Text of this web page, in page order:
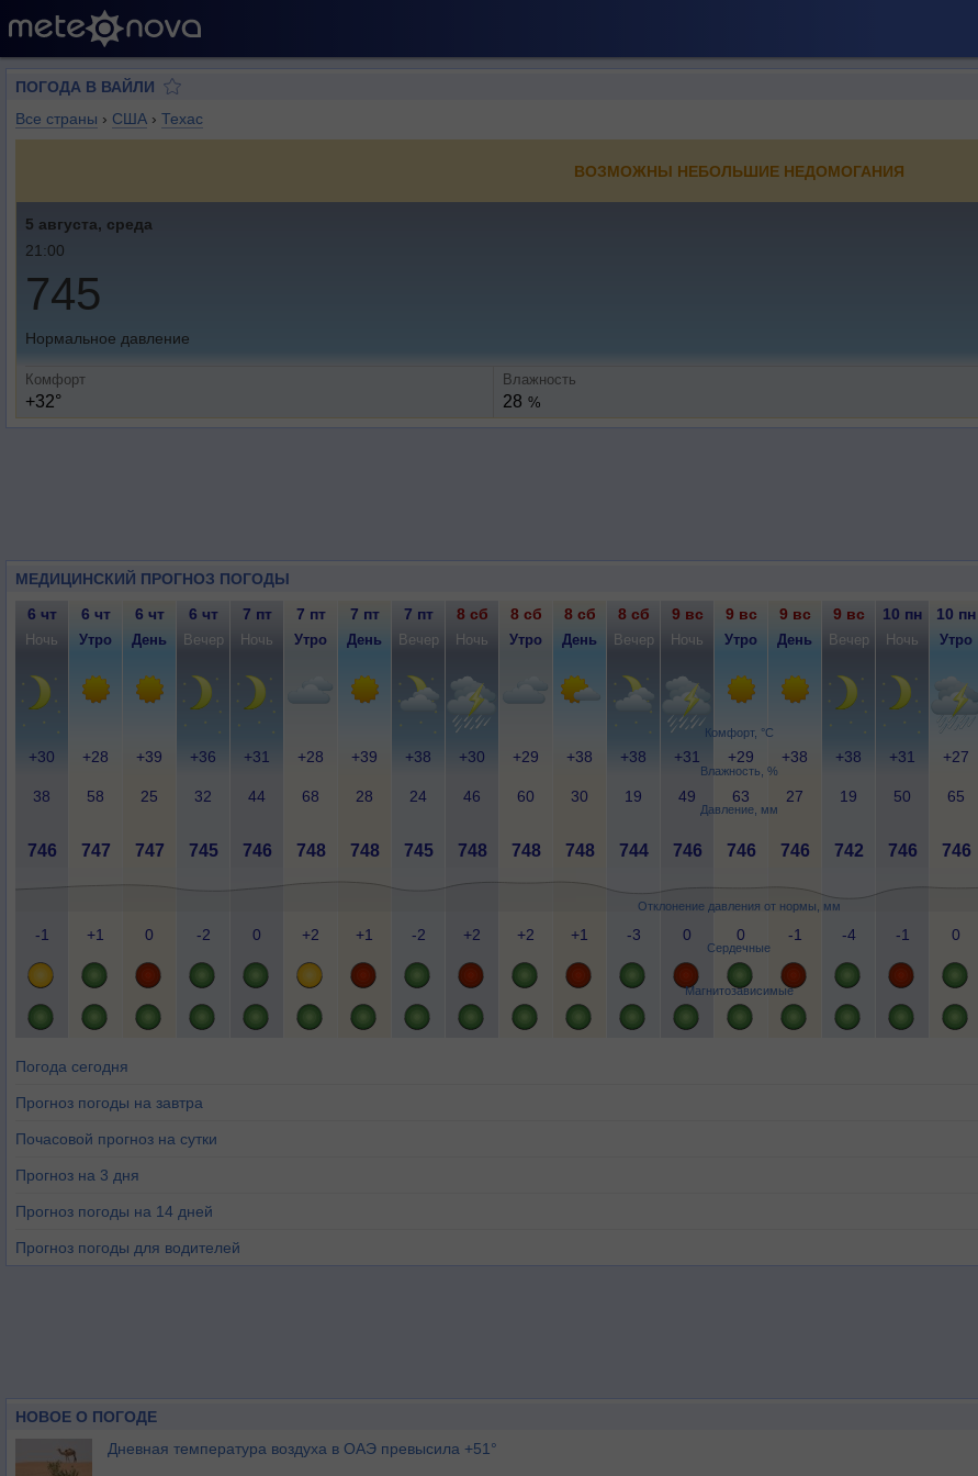
ПОГОДА В ВАЙЛИ
Все страны › США › Техас
ВОЗМОЖНЫ НЕБОЛЬШИЕ НЕДОМОГАНИЯ
5 августа, среда
21:00
745
Нормальное давление
Комфорт
+32°
Влажность
28 %
МЕДИЦИНСКИЙ ПРОГНОЗ ПОГОДЫ
Комфорт, °C
Влажность, %
Давление, мм
Отклонение давления от нормы, мм
Сердечные
Магнитозависимые
6 чт 6 чт 6 чт 6 чт 7 пт 7 пт 7 пт 7 пт 8 сб 8 сб 8 сб 8 сб 9 вс 9 вс 9 вс 9 вс 10 пн 10 пн
Ночь Утро День Вечер Ночь Утро День Вечер Ночь Утро День Вечер Ночь Утро День Вечер Ночь Утро
+30 +28 +39 +36 +31 +28 +39 +38 +30 +29 +38 +38 +31 +29 +38 +38 +31 +27
38 58 25 32 44 68 28 24 46 60 30 19 49 63 27 19 50 65
746 747 747 745 746 748 748 745 748 748 748 744 746 746 746 742 746 746
-1 +1 0 -2 0 +2 +1 -2 +2 +2 +1 -3 0 0 -1 -4 -1 0
Погода сегодня
Прогноз погоды на завтра
Почасовой прогноз на сутки
Прогноз на 3 дня
Прогноз погоды на 14 дней
Прогноз погоды для водителей
НОВОЕ О ПОГОДЕ
Дневная температура воздуха в ОАЭ превысила +51°